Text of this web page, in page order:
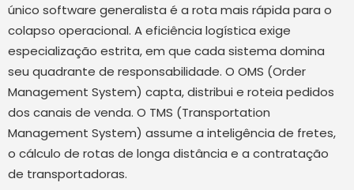
único software generalista é a rota mais rápida para o
colapso operacional. A eficiência logística exige
especialização estrita, em que cada sistema domina
seu quadrante de responsabilidade. O OMS (Order
Management System) capta, distribui e roteia pedidos
dos canais de venda. O TMS (Transportation
Management System) assume a inteligência de fretes,
o cálculo de rotas de longa distância e a contratação
de transportadoras.